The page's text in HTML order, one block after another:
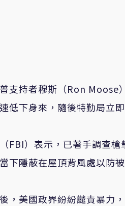
支持者穆斯（Ron Moose
低下身來，隨後特勤局立即
FBI）表示，已著手調查
下隱蔽在屋頂背風處以防
，美國政界紛紛譴責暴力